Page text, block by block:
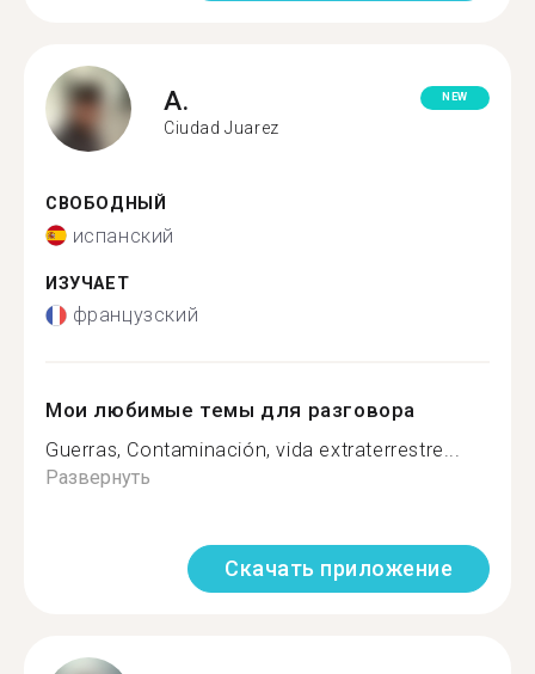
A.
Ciudad Juarez
NEW
СВОБОДНЫЙ
испанский
ИЗУЧАЕТ
французский
Мои любимые темы для разговора
Guerras, Contaminación, vida extraterrestre...
Развернуть
Скачать приложение